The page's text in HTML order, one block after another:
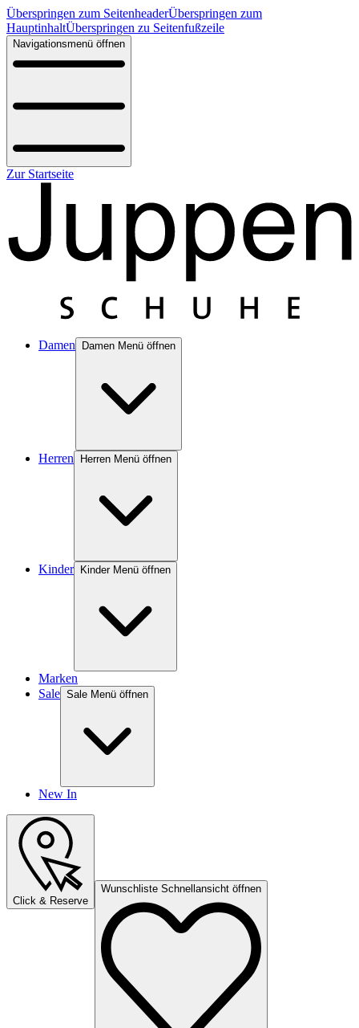
Überspringen zum SeitenheaderÜberspringen zum
HauptinhaltÜberspringen zu Seitenfußzeile
Navigationsmenü öffnen
Zur Startseite
Damen Damen Menü öffnen
Herren Herren Menü öffnen
Kinder Kinder Menü öffnen
Marken
Sale Sale Menü öffnen
New In
Click & Reserve
Wunschliste Schnellansicht öffnen